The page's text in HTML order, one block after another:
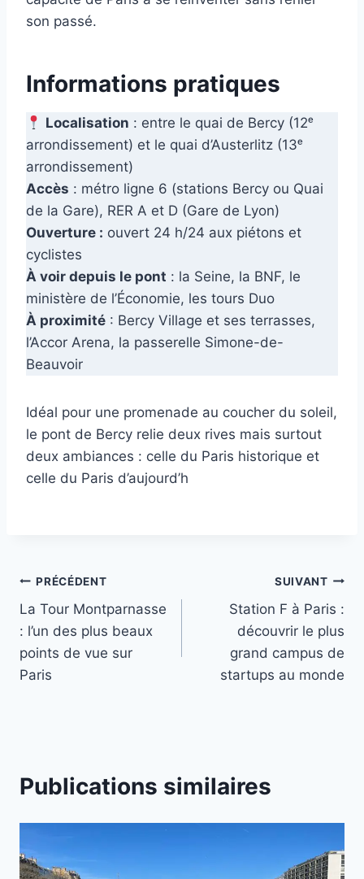
son passé.
Informations pratiques
Localisation : entre le quai de Bercy (12ᵉ
arrondissement) et le quai d’Austerlitz (13ᵉ
arrondissement)
Accès : métro ligne 6 (stations Bercy ou Quai
de la Gare), RER A et D (Gare de Lyon)
Ouverture : ouvert 24 h/24 aux piétons et
cyclistes
À voir depuis le pont : la Seine, la BNF, le
ministère de l’Économie, les tours Duo
À proximité : Bercy Village et ses terrasses,
l’Accor Arena, la passerelle Simone-de-
Beauvoir
Idéal pour une promenade au coucher du soleil,
le pont de Bercy relie deux rives mais surtout
deux ambiances : celle du Paris historique et
celle du Paris d’aujourd’h
Navigation
de
l’article
PRÉCÉDENT
La Tour Montparnasse
: l’un des plus beaux
points de vue sur
Paris
SUIVANT
Station F à Paris :
découvrir le plus
grand campus de
startups au monde
Publications similaires